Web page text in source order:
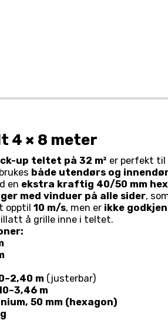
4 × 8 meter
up teltet på 32 m² er perfekt til
både utendørs og
en ekstra kraftig 40/50 mm
med vinduer på alle sider,
opptil 10 m/s, men er ikke
å grille inne i teltet.
m (justerbar)
m
50 mm (hexagon)